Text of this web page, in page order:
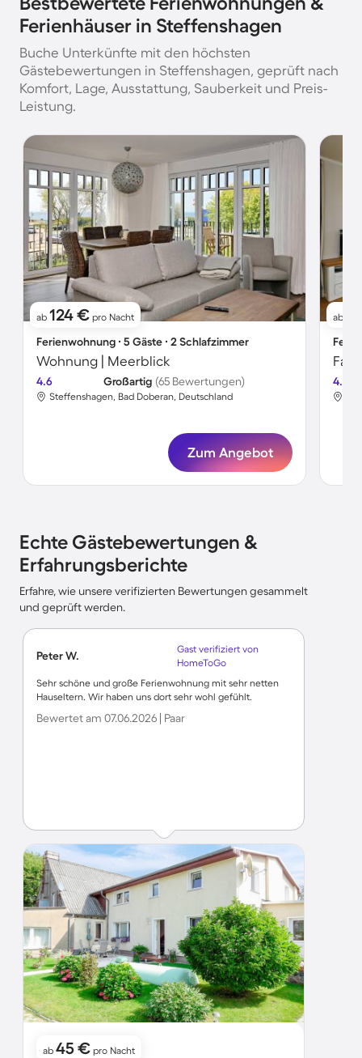
Ferienhäuser in Steffenshagen
Buche Unterkünfte mit den höchsten
Gästebewertungen in Steffenshagen, geprüft nach
Komfort, Lage, Ausstattung, Sauberkeit und Preis-
Leistung.
ab 124 € pro Nacht
Ferienwohnung ∙ 5 Gäste ∙ 2 Schlafzimmer
Wohnung | Meerblick
4.6 Großartig (65 Bewertungen)
Steffenshagen, Bad Doberan, Deutschland
Zum Angebot
ab
4.8
Echte Gästebewertungen &
Erfahrungsberichte
Erfahre, wie unsere verifizierten Bewertungen gesammelt
und geprüft werden.
Peter W.
Gast verifiziert von
HomeToGo
Sehr schöne und große Ferienwohnung mit sehr netten
Hauseltern. Wir haben uns dort sehr wohl gefühlt.
Bewertet am 07.06.2026 | Paar
ab 45 € pro Nacht